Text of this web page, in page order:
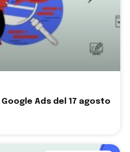
Ads del 17 agosto